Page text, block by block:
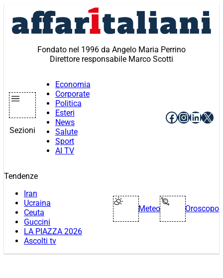
contenuto
Fondato nel 1996 da Angelo Maria Perrino
Direttore responsabile Marco Scotti
Sezioni
Economia
Corporate
Politica
Esteri
News
Salute
Sport
AI TV
Facebook
X
Tendenze
Iran
Ucraina
Ceuta
Guccini
LA PIAZZA 2026
Ascolti tv
Meteo Oroscopo